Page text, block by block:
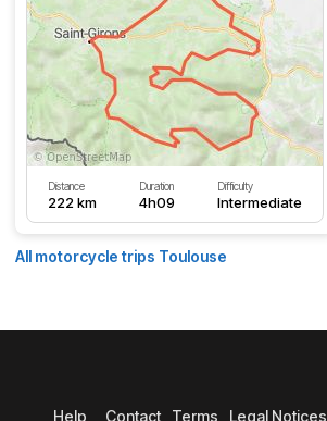
Distance
222 km
Duration
4h09
Difficulty
Intermediate
All motorcycle trips Toulouse
Help Contact Terms Legal Notices